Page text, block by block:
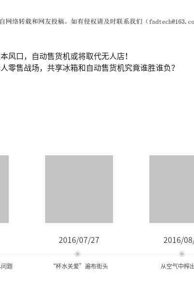
风口，自动售货机或将取代无人店！
零售战场，共享冰箱和自动售货机究竟谁胜谁负？
题
2016/07/27
“杯水关爱”遍布街头
2016/
从空气中榨